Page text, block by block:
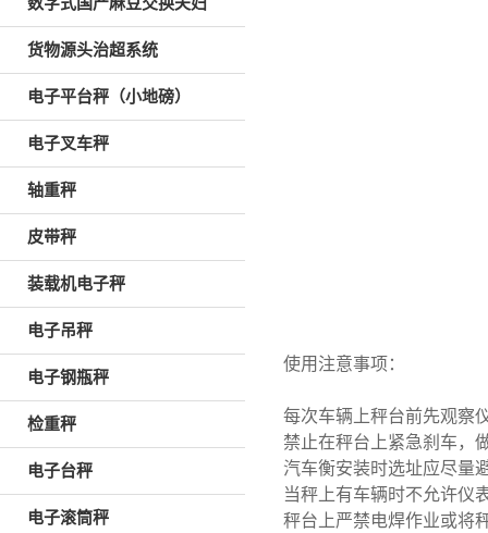
货物源头治超系统
电子平台秤（小地磅）
电子叉车秤
轴重秤
皮带秤
装载机电子秤
电子吊秤
电子钢瓶秤
检重秤
电子台秤
电子滚筒秤
使用注意事项：
每次车辆上秤台前先观察
禁止在秤台上紧急刹车，
汽车衡安装时选址应尽量
当秤上有车辆时不允许仪
秤台上严禁电焊作业或将